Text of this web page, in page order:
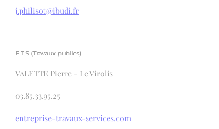
j.philisot@ibudi.fr
E.T.S (Travaux publics)
VALETTE Pierre - Le Virolis
03.85.33.95.25
entreprise-travaux-services.com